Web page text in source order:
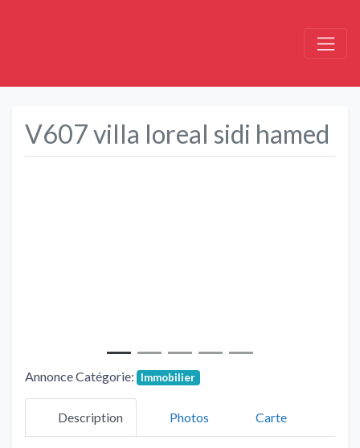
V607 villa loreal sidi hamed
Annonce Catégorie: Immobilier
Description Photos Carte